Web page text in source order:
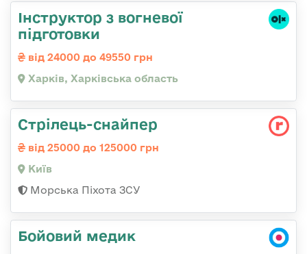
Інструктор з вогневої
підготовки
від 24000 до 49550 грн
Харків, Харківська область
Стрілець-снайпеp
від 25000 до 125000 грн
Київ
Морська Піхота ЗСУ
Бойовий медик